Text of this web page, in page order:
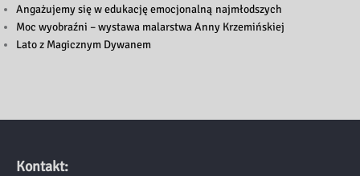
Angażujemy się w edukację emocjonalną najmłodszych
Moc wyobraźni – wystawa malarstwa Anny Krzemińskiej
Lato z Magicznym Dywanem
Kontakt: